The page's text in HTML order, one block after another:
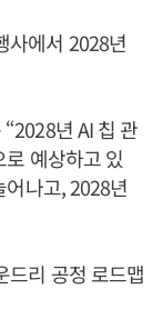
사에서 2028년
년 AI 칩 관
예상하고 있
나고, 2028년
드리 공정 로드맵